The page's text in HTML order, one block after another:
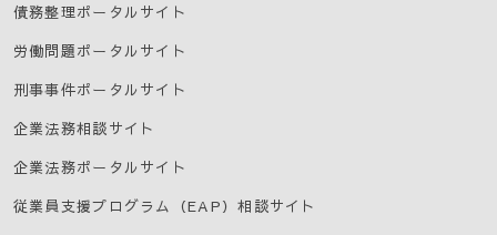
債務整理ポータルサイト
労働問題ポータルサイト
刑事事件ポータルサイト
企業法務相談サイト
企業法務ポータルサイト
従業員支援プログラム（EAP）相談サイト